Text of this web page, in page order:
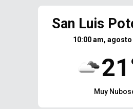
San Luis
10:00 am, agosto
Muy